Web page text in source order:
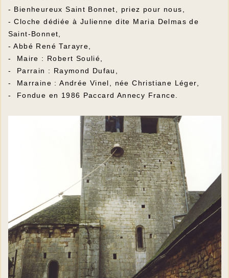
- Bienheureux Saint Bonnet, priez pour nous,
- Cloche dédiée à Julienne dite Maria Delmas de
Saint-Bonnet,
- Abbé René Tarayre,
- Maire : Robert Soulié,
- Parrain : Raymond Dufau,
- Marraine : Andrée Vinel, née Christiane Léger,
- Fondue en 1986 Paccard Annecy France.